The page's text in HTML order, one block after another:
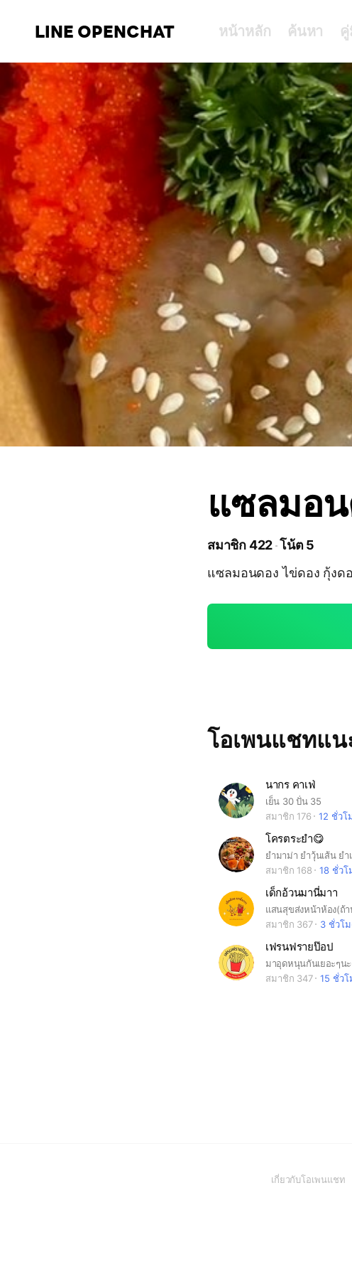
LINE OPENCHAT หน้าหลัก ค้นหา
แซลมอน
สมาชิก 422 โน้ต 5
แซลมอนดอง ไข่ดอง กุ้ง
โอเพนแชทแน
นากร คาเฟ่
เย็น 30 ปั่น 35
สมาชิก 176
12 ชั่วโ
โครตระยำ😋
สมาชิก 168
18 ชั่วโ
เด็กอ้วนมานี่มาา
สมาชิก 367
3 ชั่วโ
เฟรนฟรายป๊อป
มาอุดหนุนกันเยอะๆน
สมาชิก 347
15 ชั่ว
เกี่ยวกับโอเพนแชท